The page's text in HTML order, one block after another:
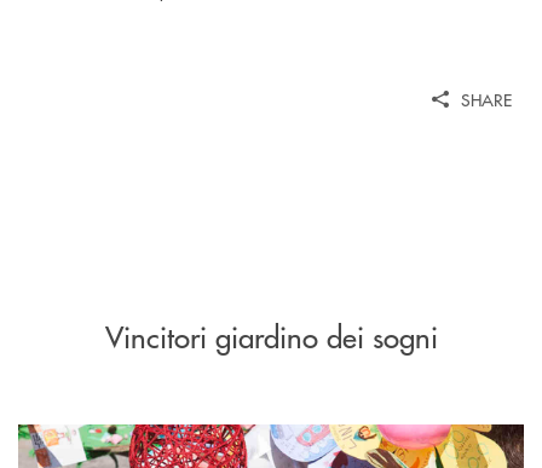
SHARE
Vincitori giardino dei sogni